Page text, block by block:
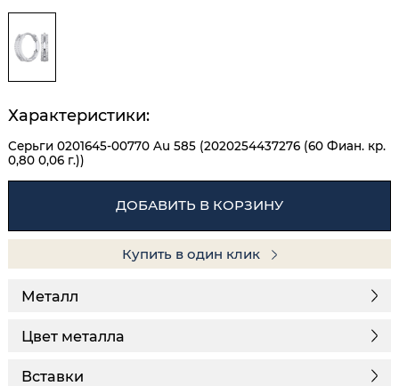
Характеристики:
Серьги 0201645-00770 Au 585 (2020254437276 (60 Фиан. кр.
0,80 0,06 г.))
ДОБАВИТЬ В КОРЗИНУ
Купить в один клик
Металл
Цвет металла
Вставки